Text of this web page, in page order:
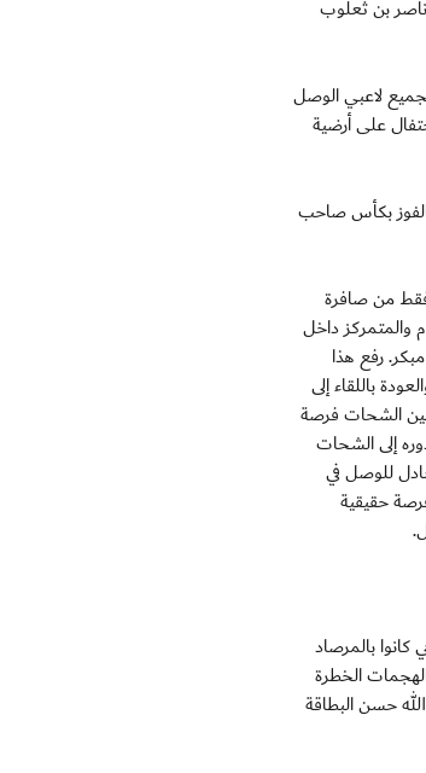
بن ثعلوب
لاعبي الوصل
على أرضية
الفوز بكأس صاحب
فقط من صافرة
والمتمركز داخل
رفع هذا
باللقاء إلى
الشحات فرصة
إلى الشحات
للوصل في
حقيقية
بالمرصاد
الخطرة
حسن البطاقة